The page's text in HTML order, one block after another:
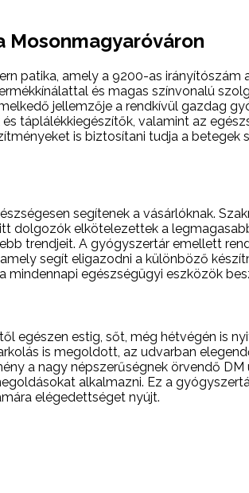
Mosonmagyaróváron
patika, amely a 9200-as
és magas színvonalú
jellemzője a rendkívül gazdag
táplálékkiegészítők, valamint az
is biztosítani tudja a betegek
segítenek a vásárlóknak.
dolgozók elkötelezettek a
trendjeit. A gyógyszertár emellett
segít eligazodni a különböző
egészségügyi eszközök
egészen estig, sőt, még hétvégén is
is megoldott, az udvarban
a nagy népszerűségnek örvendő
alkalmazni. Ez a
elégedettséget nyújt.